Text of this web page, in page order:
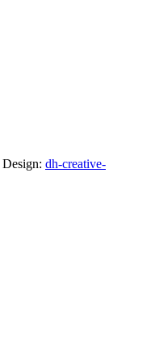
Design: dh-creative-